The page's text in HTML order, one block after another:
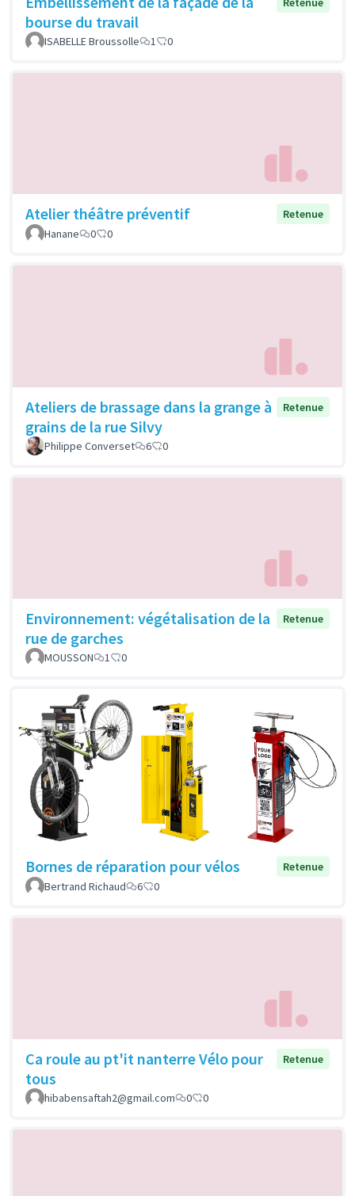
bourse du travail
ISABELLE Broussolle 1 0
Atelier théâtre préventif
Retenue
Hanane
0 0
Ateliers de brassage dans la grange à
grains de la rue Silvy
Retenue
Philippe Converset 6 0
Environnement: végétalisation de la
rue de garches
Retenue
MOUSSON 1 0
Bornes de réparation pour vélos
Retenue
Bertrand Richaud
6 0
Ca roule au pt'it nanterre Vélo pour
tous
Retenue
hibabensaftah2@gmail.com 0 0